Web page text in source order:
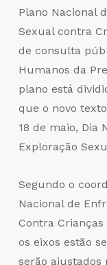
Plano Nacional
Sexual contra
de consulta
Humanos da
plano está
que o novo
18 de maio, Dia
Exploração
Segundo o
Nacional de
Contra Crianças
os eixos estão
serão ajustados